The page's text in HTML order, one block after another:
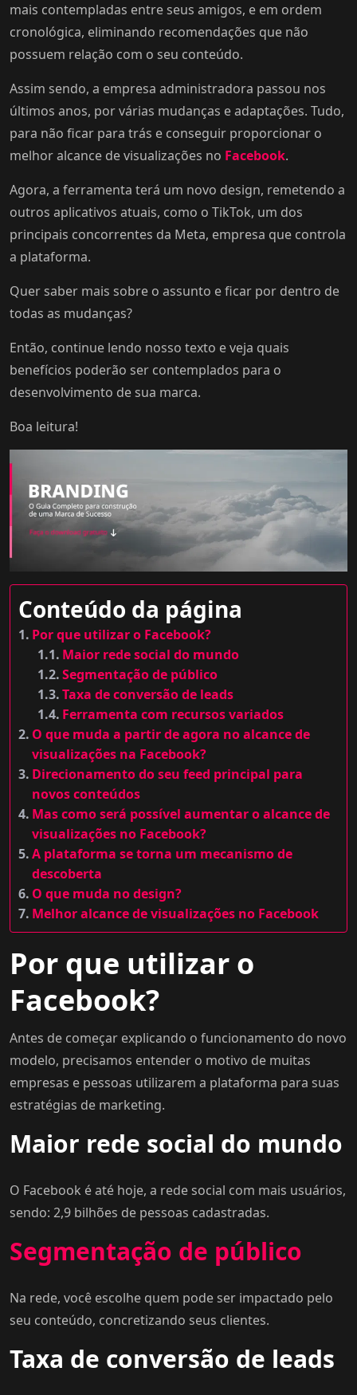
mais contempladas entre seus amigos, e em ordem
cronológica, eliminando recomendações que não
possuem relação com o seu conteúdo.
Assim sendo, a empresa administradora passou nos
últimos anos, por várias mudanças e adaptações. Tudo,
para não ficar para trás e conseguir proporcionar o
melhor alcance de visualizações no Facebook.
Agora, a ferramenta terá um novo design, remetendo a
outros aplicativos atuais, como o TikTok, um dos
principais concorrentes da Meta, empresa que controla
a plataforma.
Quer saber mais sobre o assunto e ficar por dentro de
todas as mudanças?
Então, continue lendo nosso texto e veja quais
benefícios poderão ser contemplados para o
desenvolvimento de sua marca.
Boa leitura!
Conteúdo da página
Por que utilizar o Facebook?
Maior rede social do mundo
Segmentação de público
Taxa de conversão de leads
Ferramenta com recursos variados
O que muda a partir de agora no alcance de
visualizações na Facebook?
Direcionamento do seu feed principal para
novos conteúdos
Mas como será possível aumentar o alcance de
visualizações no Facebook?
A plataforma se torna um mecanismo de
descoberta
O que muda no design?
Melhor alcance de visualizações no Facebook
Por que utilizar o
Facebook?
Antes de começar explicando o funcionamento do novo
modelo, precisamos entender o motivo de muitas
empresas e pessoas utilizarem a plataforma para suas
estratégias de marketing.
Maior rede social do mundo
O Facebook é até hoje, a rede social com mais usuários,
sendo: 2,9 bilhões de pessoas cadastradas.
Segmentação de público
Na rede, você escolhe quem pode ser impactado pelo
seu conteúdo, concretizando seus clientes.
Taxa de conversão de leads